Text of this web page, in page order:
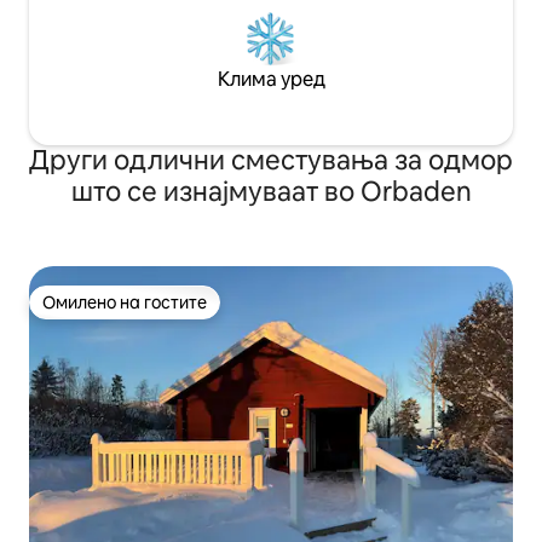
Клима уред
Други одлични сместувања за одмор
што се изнајмуваат во Orbaden
Омилено на гостите
Омилено на гостите